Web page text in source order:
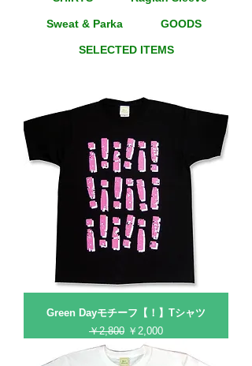
Sweat & Parka GOODS
SELECTED ITEMS
Green Dayモチーフ【！】Tシャツ
通常価格
￥2,800 セール価格
￥2,000